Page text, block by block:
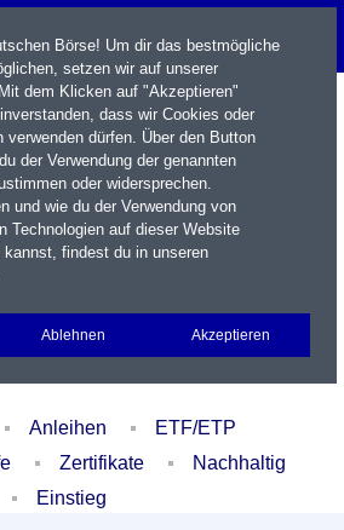
Watchlist Portfolio Login
Anleihen
ETF/ETP
Zertifikate
Nachhaltig
Einstieg
Börse! Um dir das bestmögliche
setzen wir auf unserer
dem Klicken auf "Akzeptieren"
dass wir Cookies oder
verwenden dürfen. Über den Button
der Verwendung der genannten
oder widersprechen.
und wie du der Verwendung von
Technologien auf dieser Website
kannst, findest du in unseren
Ablehnen Akzeptieren